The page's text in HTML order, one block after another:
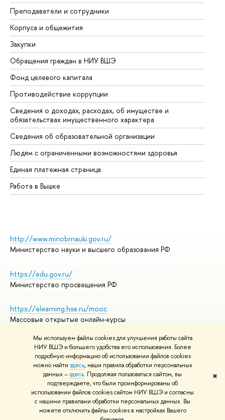
Мы используем файлы cookies для улучшения работы сайта
НИУ ВШЭ и большего удобства его использования. Более
подробную информацию об использовании файлов cookies
можно найти здесь, наши правила обработки персональных
данных –здесь. Продолжая пользоваться сайтом, вы
подтверждаете, что были проинформированы об
использовании файлов cookies сайтом НИУ ВШЭ и согласны
с нашими правилами обработки персональных данных. Вы
можете отключить файлы cookies в настройках Вашего
✖
Преподаватели и сотрудники
Корпуса и общежития
Закупки
Обращения граждан в НИУ ВШЭ
Фонд целевого капитала
Противодействие коррупции
Сведения о доходах, расходах, об имуществе и
обязательствах имущественного характера
Сведения об образовательной организации
Людям с ограниченными возможностями здоровья
Единая платежная страница
Работа в Вышке
http://www.minobrnauki.gov.ru/
Министерство науки и высшего образования РФ
https://edu.gov.ru/
Министерство просвещения РФ
https://elearning.hse.ru/mooc
Массовые открытые онлайн-курсы
© НИУ ВШЭ 1993–2026
Адреса и контакты
Условия использования материалов
Политика конфиденциальности
Правила применения рекомендательных технологий в НИУ ВШЭ
Карта сайта